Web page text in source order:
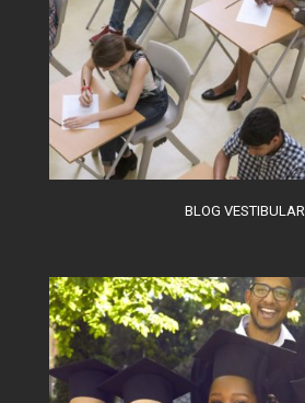
BLOG VESTIBULAR